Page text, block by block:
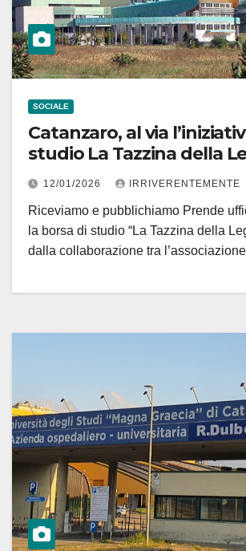
SOCIALE
Catanzaro, al via
studio La Tazzina della
12/01/2026 IRRIVERENTEMENTE
Riceviamo e pubblichiamo Prende
la borsa di studio “La Tazzina della
dalla collaborazione tra